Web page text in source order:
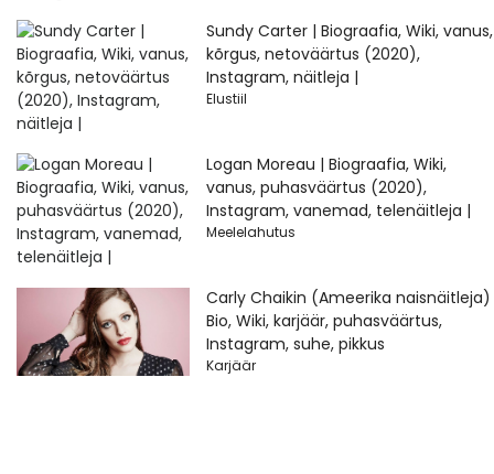
Sundy Carter | Biograafia, Wiki, vanus,
kõrgus, netoväärtus (2020),
Instagram, näitleja |
Elustiil
Logan Moreau | Biograafia, Wiki,
vanus, puhasväärtus (2020),
Instagram, vanemad, telenäitleja |
Meelelahutus
Carly Chaikin (Ameerika naisnäitleja)
Bio, Wiki, karjäär, puhasväärtus,
Instagram, suhe, pikkus
Karjäär